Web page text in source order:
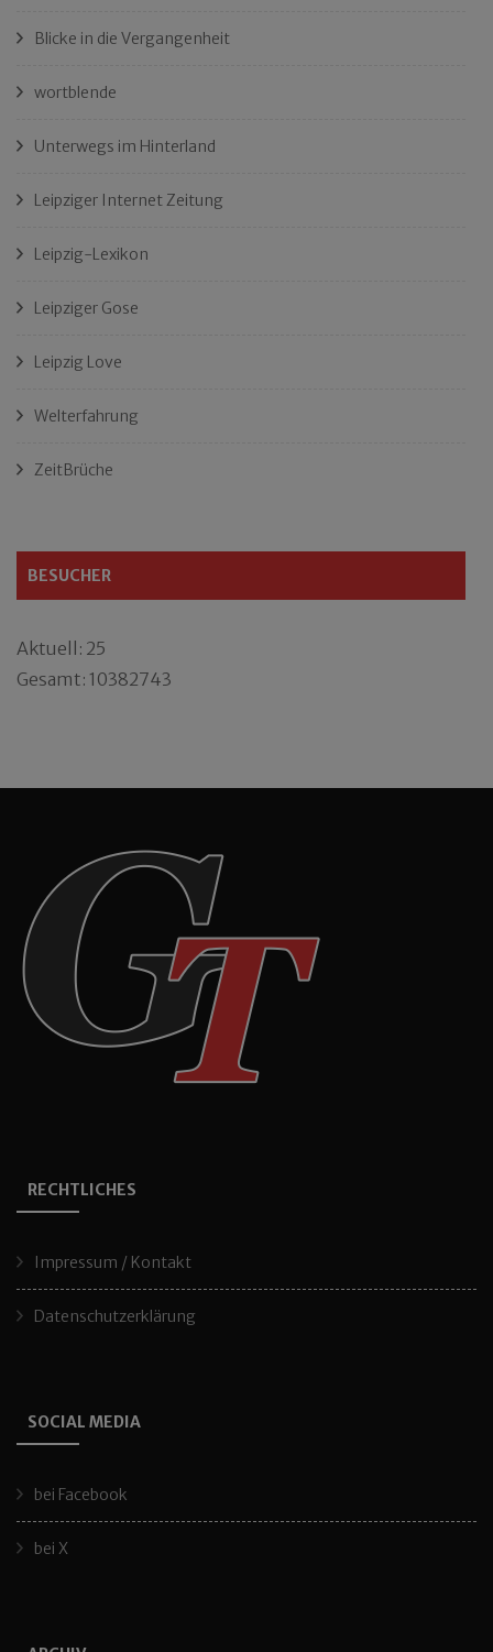
Blicke in die Vergangenheit
wortblende
Unterwegs im Hinterland
Leipziger Internet Zeitung
Leipzig-Lexikon
Leipziger Gose
Leipzig Love
Welterfahrung
ZeitBrüche
BESUCHER
Aktuell: 25
Gesamt: 10382743
RECHTLICHES
Impressum / Kontakt
Datenschutzerklärung
SOCIAL MEDIA
bei Facebook
bei X